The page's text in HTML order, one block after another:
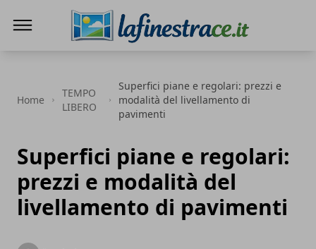
Home
TEMPO
LIBERO
Superfici piane e regolari: prezzi e
modalità del livellamento di
pavimenti
Superfici piane e regolari:
prezzi e modalità del
livellamento di pavimenti